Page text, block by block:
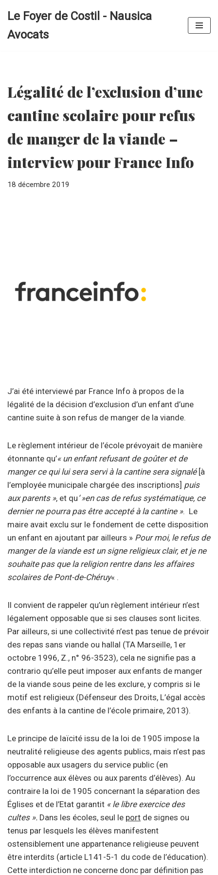
au
Le Foyer de Costil - Nausica
Avocats
Légalité de l’exclusion d’une
cantine scolaire pour refus
de manger de la viande –
interview pour France Info
18 décembre 2019
J’ai été interviewé par France Info à propos de la
légalité de la décision d’exclusion d’un enfant d’une
cantine suite à son refus de manger de la viande.
Le règlement intérieur de l’école prévoyait de manière
étonnante qu’« un enfant refusant de goûter et de
manger ce qui lui sera servi à la cantine sera signalé [à
l’employée municipale chargée des inscriptions] puis
aux parents », et qu ‘ »en cas de refus systématique, ce
dernier ne pourra pas être accepté à la cantine ». Le
maire avait exclu sur le fondement de cette disposition
un enfant en ajoutant par ailleurs » Pour moi, le refus de
manger de la viande est un signe religieux clair, et je ne
souhaite pas que la religion rentre dans les affaires
scolaires de Pont-de-Chéruy« .
Il convient de rappeler qu’un règlement intérieur n’est
légalement opposable que si ses clauses sont licites.
Par ailleurs, si une collectivité n’est pas tenue de prévoir
des repas sans viande ou hallal (TA Marseille, 1er
octobre 1996, Z., n° 96-3523), cela ne signifie pas a
contrario qu’elle peut imposer aux enfants de manger
de la viande sous peine de les exclure, y compris si le
motif est religieux (Défenseur des Droits, L’égal accès
des enfants à la cantine de l’école primaire, 2013).
Le principe de laïcité issu de la loi de 1905 impose la
neutralité religieuse des agents publics, mais n’est pas
opposable aux usagers du service public (en
l’occurrence aux élèves ou aux parents d’élèves). Au
contraire la loi de 1905 concernant la séparation des
Églises et de l’Etat garantit « le libre exercice des
cultes ». Dans les écoles, seul le port de signes ou
tenus par lesquels les élèves manifestent
ostensiblement une appartenance religieuse peuvent
être interdits (article L141-5-1 du code de l’éducation).
Cette interdiction ne concerne donc par définition pas